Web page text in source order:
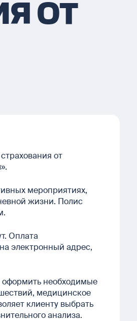
ОТ
от
мероприятиях,
жизни. Полис
Оплата
электронный адрес,
оформить необходимые
медицинское
клиенту выбрать
анализа.